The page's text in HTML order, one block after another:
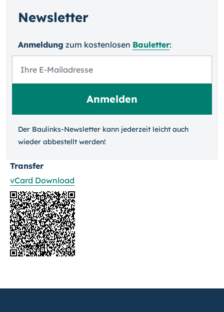
Newsletter
Anmeldung zum kosten­losen Bauletter:
Der Baulinks-Newsletter kann jeder­zeit leicht auch
wieder ab­bestellt werden!
Transfer
vCard Download